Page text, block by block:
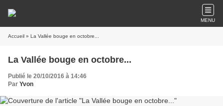
MENU
Accueil » La Vallée bouge en octobre...
La Vallée bouge en octobre...
Publié le 20/10/2016 à 14:46
Par Yvon